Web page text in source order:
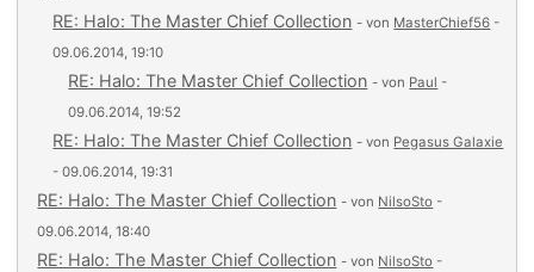
RE: Halo: The Master Chief Collection - von MasterChief56 -
09.06.2014, 19:10
RE: Halo: The Master Chief Collection - von Paul -
09.06.2014, 19:52
RE: Halo: The Master Chief Collection - von Pegasus Galaxie
- 09.06.2014, 19:31
RE: Halo: The Master Chief Collection - von NilsoSto -
09.06.2014, 18:40
RE: Halo: The Master Chief Collection - von NilsoSto -